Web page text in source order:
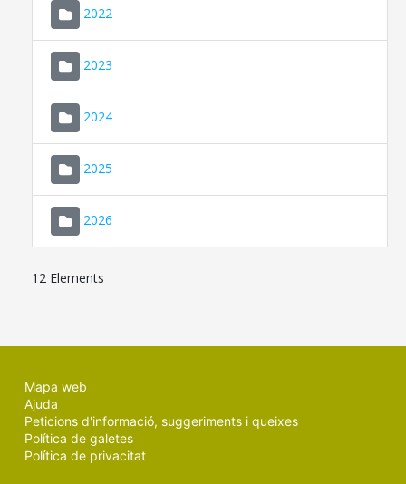
2022
2023
2024
2025
2026
12 Elements
Mapa web
Ajuda
Peticions d'informació, suggeriments i queixes
Política de galetes
Política de privacitat